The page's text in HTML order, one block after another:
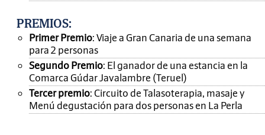
PREMIOS:
Primer Premio: Viaje a Gran Canaria de una semana
para 2 personas
Segundo Premio: El ganador de una estancia en la
Comarca Gúdar Javalambre (Teruel)
Tercer premio: Circuito de Talasoterapia, masaje y
Menú degustación para dos personas en La Perla